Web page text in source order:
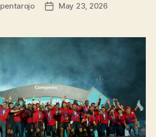
pentarojo
PostMay 23, 2026